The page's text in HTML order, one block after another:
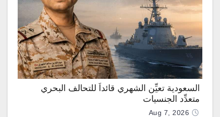
السعودية تعيِّن الشهري قائداً للتحالف البحري
متعدِّد الجنسيات
Aug 7, 2026